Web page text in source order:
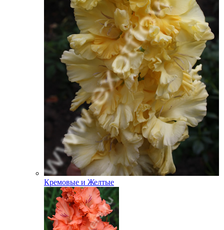
Кремовые и Желтые